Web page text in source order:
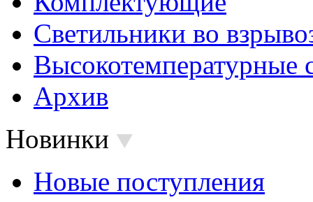
Светильники во
Высокотемпературные
Архив
Новинки
Новые поступления